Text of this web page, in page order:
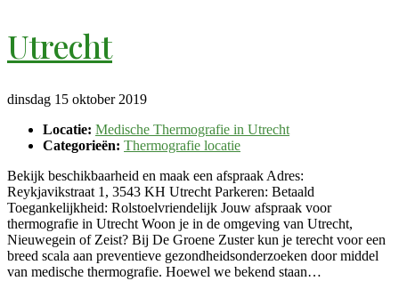
Utrecht
dinsdag 15 oktober 2019
Locatie: Medische Thermografie in Utrecht
Categorieën: Thermografie locatie
Bekijk beschikbaarheid en maak een afspraak Adres:
Reykjavikstraat 1, 3543 KH Utrecht Parkeren: Betaald
Toegankelijkheid: Rolstoelvriendelijk Jouw afspraak voor
thermografie in Utrecht Woon je in de omgeving van Utrecht,
Nieuwegein of Zeist? Bij De Groene Zuster kun je terecht voor een
breed scala aan preventieve gezondheidsonderzoeken door middel
van medische thermografie. Hoewel we bekend staan…